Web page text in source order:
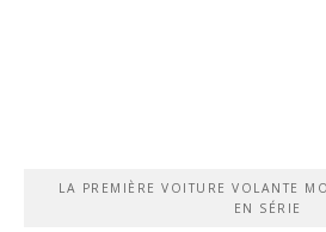
LA PREMIÈRE VOITURE VOLANTE
EN SÉRIE